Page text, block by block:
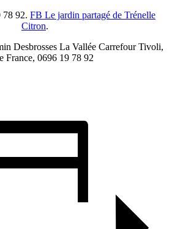
92. FB Le jardin partagé de Trénelle
Citron.
Desbrosses La Vallée Carrefour Tivoli,
France, 0696 19 78 92